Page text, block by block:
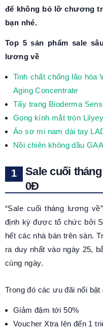
để không bỏ lỡ chương
bạn nhé.
Top 5 sản phẩm sale
lương về
Tinh chất chống lão hóa
Aging Concentrate
Tẩy trang Bioderma
Gọng kính mắt tròn
Áo sơ mi nam dài tay
Nồi chiên không dầu
Sale cuối
0Đ
“Sale cuối tháng lương
định kỳ được tổ chức bởi
hết các nhà bán trên sàn.
ra duy nhất vào ngày 25,
cùng ngày.
Trong đó các ưu đãi nổi
Giảm đậm tới 50%
Voucher Xtra lên đến 1